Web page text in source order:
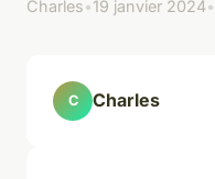
Charles•19 janvier 2024•
C Charles